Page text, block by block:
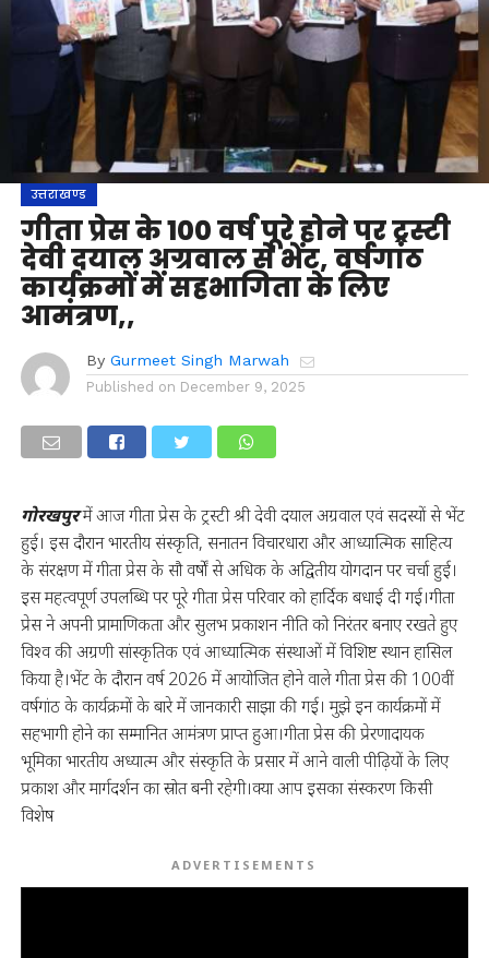
उत्तराखण्ड
गीता प्रेस के 100 वर्ष पूरे होने पर ट्रस्टी
देवी दयाल अग्रवाल से भेंट, वर्षगांठ
कार्यक्रमों में सहभागिता के लिए
आमंत्रण,,
By Gurmeet Singh Marwah
Published on December 9, 2025
गोरखपुरमें आज गीता प्रेस के ट्रस्टी श्री देवी दयाल अग्रवाल एवं सदस्यों से भेंट
हुई। इस दौरान भारतीय संस्कृति, सनातन विचारधारा और आध्यात्मिक साहित्य
के संरक्षण में गीता प्रेस के सौ वर्षों से अधिक के अद्वितीय योगदान पर चर्चा हुई।
इस महत्वपूर्ण उपलब्धि पर पूरे गीता प्रेस परिवार को हार्दिक बधाई दी गई।गीता
प्रेस ने अपनी प्रामाणिकता और सुलभ प्रकाशन नीति को निरंतर बनाए रखते हुए
विश्व की अग्रणी सांस्कृतिक एवं आध्यात्मिक संस्थाओं में विशिष्ट स्थान हासिल
किया है।भेंट के दौरान वर्ष 2026 में आयोजित होने वाले गीता प्रेस की 100वीं
वर्षगांठ के कार्यक्रमों के बारे में जानकारी साझा की गई। मुझे इन कार्यक्रमों में
सहभागी होने का सम्मानित आमंत्रण प्राप्त हुआ।गीता प्रेस की प्रेरणादायक
भूमिका भारतीय अध्यात्म और संस्कृति के प्रसार में आने वाली पीढ़ियों के लिए
प्रकाश और मार्गदर्शन का स्रोत बनी रहेगी।क्या आप इसका संस्करण किसी
विशेष
ADVERTISEMENTS